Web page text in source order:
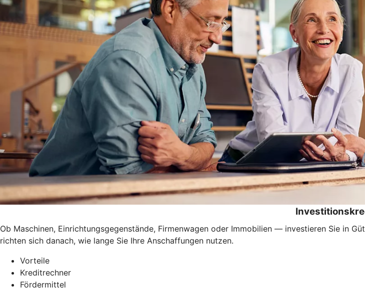
Ob Maschinen, Einrichtungsgegenstände, Firmenwagen oder Immobilien — investieren Sie in
richten sich danach, wie lange Sie Ihre Anschaffungen nutzen.
Vorteile
Kreditrechner
Fördermittel